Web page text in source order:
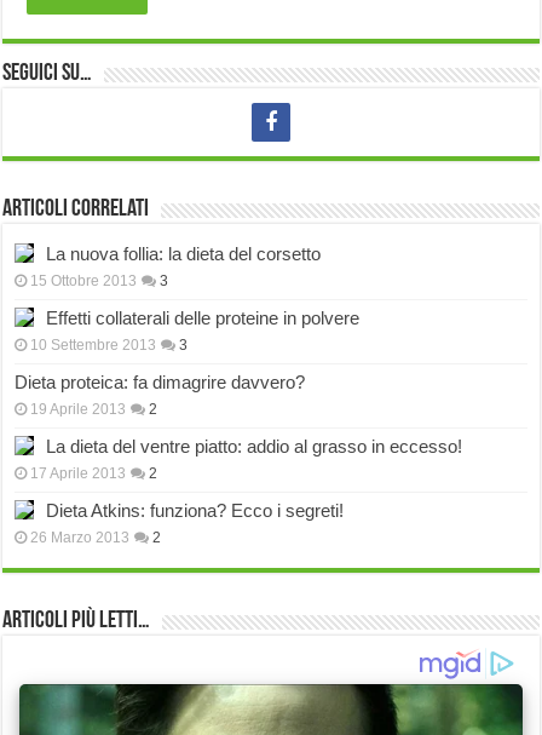
Seguici su…
Articoli correlati
La nuova follia: la dieta del corsetto
15 Ottobre 2013 3
Effetti collaterali delle proteine in polvere
10 Settembre 2013 3
Dieta proteica: fa dimagrire davvero?
19 Aprile 2013 2
La dieta del ventre piatto: addio al grasso in eccesso!
17 Aprile 2013 2
Dieta Atkins: funziona? Ecco i segreti!
26 Marzo 2013 2
Articoli più Letti…